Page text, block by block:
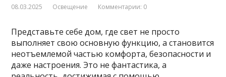
08.03.2025 Освещение Комментарии: 0
Представьте себе дом, где свет не просто
выполняет свою основную функцию, а становится
неотъемлемой частью комфорта, безопасности и
даже настроения. Это не фантастика, а